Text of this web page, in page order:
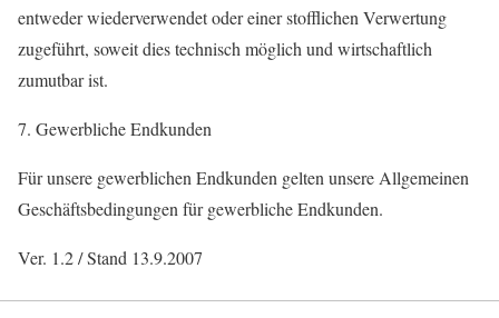
entweder wiederverwendet oder einer stofflichen Verwertung
zugeführt, soweit dies technisch möglich und wirtschaftlich
zumutbar ist.
7. Gewerbliche Endkunden
Für unsere gewerblichen Endkunden gelten unsere Allgemeinen
Geschäftsbedingungen für gewerbliche Endkunden.
Ver. 1.2 / Stand 13.9.2007